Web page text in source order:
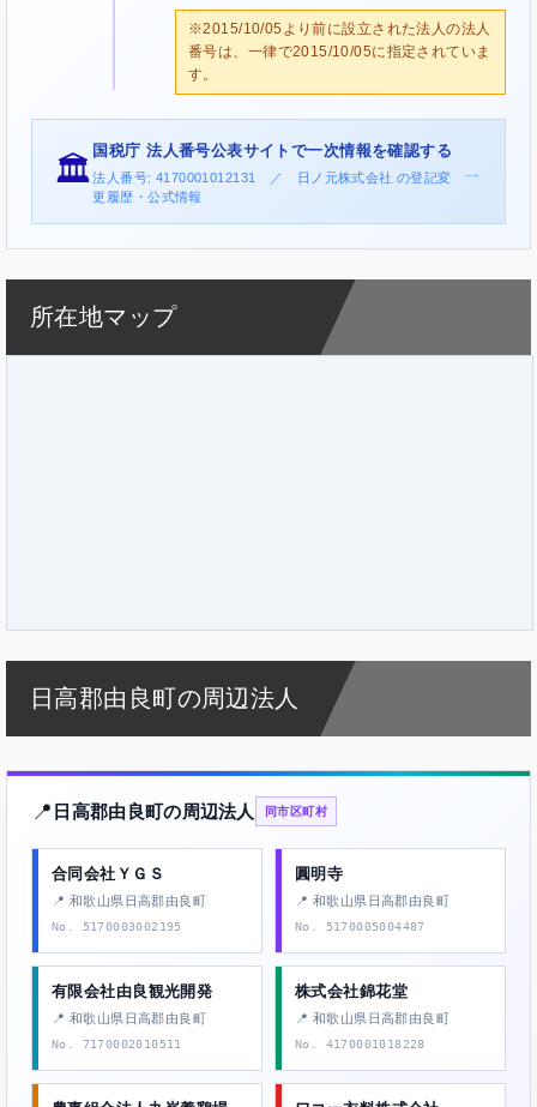
※2015/10/05より前に設立された法人の法人
番号は、一律で2015/10/05に指定されていま
す。
🏛️
国税庁 法人番号公表サイトで一次情報を確認する
法人番号: 4170001012131 ／ 日ノ元株式会社 の登記変
更履歴・公式情報
→
所在地マップ
日高郡由良町の周辺法人
📍 日高郡由良町の周辺法人 同市区町村
合同会社ＹＧＳ
📍 和歌山県日高郡由良町
No. 5170003002195
圓明寺
📍 和歌山県日高郡由良町
No. 5170005004487
有限会社由良観光開発
📍 和歌山県日高郡由良町
No. 7170002010511
株式会社錦花堂
📍 和歌山県日高郡由良町
No. 4170001018228